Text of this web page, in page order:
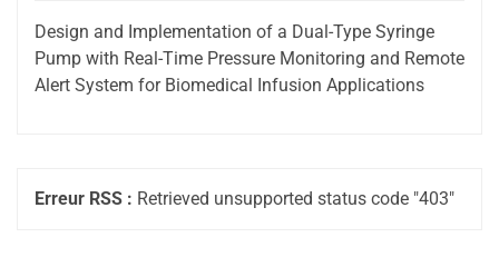
Design and Implementation of a Dual-Type Syringe
Pump with Real-Time Pressure Monitoring and Remote
Alert System for Biomedical Infusion Applications
Erreur RSS : Retrieved unsupported status code "403"